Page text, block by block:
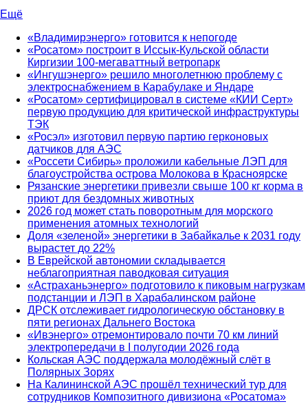
Ещё
«Владимирэнерго» готовится к непогоде
«Росатом» построит в Иссык-Кульской области
Киргизии 100-мегаваттный ветропарк
«Ингушэнерго» решило многолетнюю проблему с
электроснабжением в Карабулаке и Яндаре
«Росатом» сертифицировал в системе «КИИ Серт»
первую продукцию для критической инфраструктуры
ТЭК
«Росэл» изготовил первую партию герконовых
датчиков для АЭС
«Россети Сибирь» проложили кабельные ЛЭП для
благоустройства острова Молокова в Красноярске
Рязанские энергетики привезли свыше 100 кг корма в
приют для бездомных животных
2026 год может стать поворотным для морского
применения атомных технологий
Доля «зеленой» энергетики в Забайкалье к 2031 году
вырастет до 22%
В Еврейской автономии складывается
неблагоприятная паводковая ситуация
«Астраханьэнерго» подготовило к пиковым нагрузкам
подстанции и ЛЭП в Харабалинском районе
ДРСК отслеживает гидрологическую обстановку в
пяти регионах Дальнего Востока
«Ивэнерго» отремонтировало почти 70 км линий
электропередачи в I полугодии 2026 года
Кольская АЭС поддержала молодёжный слёт в
Полярных Зорях
На Калининской АЭС прошёл технический тур для
сотрудников Композитного дивизиона «Росатома»